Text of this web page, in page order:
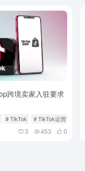
跨境卖家入驻要求
# TikTok # TikTok运营
3 453 0